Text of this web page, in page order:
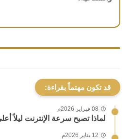
قد تكون مهتماً بقراءة:
08 فبراير 2026م
لماذا تصبح سرعة الإنترنت ليلاً
12 يناير 2026م